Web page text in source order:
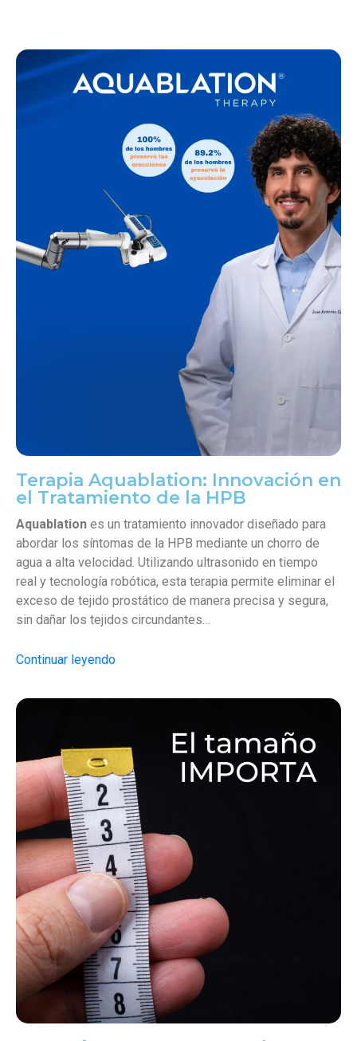
Terapia Aquablation: Innovación en
el Tratamiento de la HPB
Aquablation es un tratamiento innovador diseñado para
abordar los síntomas de la HPB mediante un chorro de
agua a alta velocidad. Utilizando ultrasonido en tiempo
real y tecnología robótica, esta terapia permite eliminar el
exceso de tejido prostático de manera precisa y segura,
sin dañar los tejidos circundantes…
Continuar leyendo